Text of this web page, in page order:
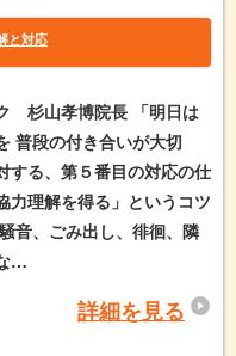
と対応
杉山孝博院長 「明日は
普段の付き合いが大切
する、第５番目の対応の仕
力理解を得る」というコツ
音、ごみ出し、徘徊、隣
…
詳細を見る